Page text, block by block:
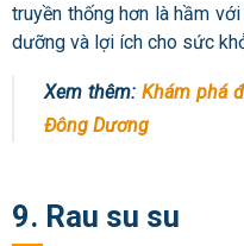
truyền thống hơn là hầm
dưỡng và lợi ích cho sức
Xem thêm: Khám phá
Đông Dương
9. Rau su su